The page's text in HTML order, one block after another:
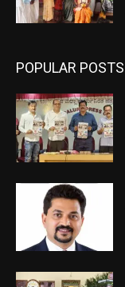
POPULAR POSTS